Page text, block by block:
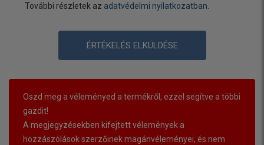
További részletek az adatvédelmi nyilatkozatban
ÉRTÉKELÉS ELKÜLDÉSE
Oszd meg a véleményed a termékről, ezzel segítve a többi
gazdit!
A megjegyzésekben kifejtett vélemények a
hozzászólások szerzőinek magánvéleményei, és nem